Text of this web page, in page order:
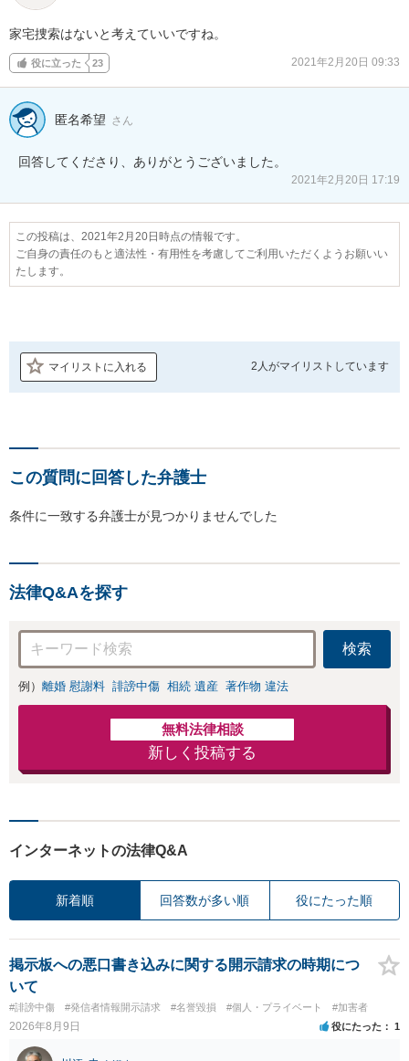
家宅捜索はないと考えていいですね。
役に立った 23 2021年2月20日 09:33
匿名希望 さん
回答してくださり、ありがとうございました。
2021年2月20日 17:19
この投稿は、2021年2月20日時点の情報です。
ご自身の責任のもと適法性・有用性を考慮してご利用いただくようお願いい
たします。
マイリストに入れる 2人がマイリストしています
この質問に回答した弁護士
条件に一致する弁護士が見つかりませんでした
法律Q&Aを探す
検索
例） 離婚 慰謝料 誹謗中傷 相続 遺産 著作物 違法
無料法律相談
新しく投稿する
インターネットの法律Q&A
新着順 回答数が多い順 役にたった順
掲示板への悪口書き込みに関する開示請求の時期につ
いて
#誹謗中傷 #発信者情報開示請求 #名誉毀損 #個人・プライベート #加害者
2026年8月9日 役にたった 1